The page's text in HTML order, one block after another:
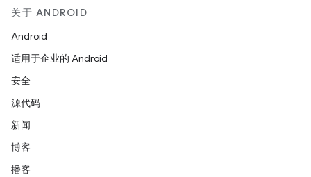
关于 ANDROID
Android
适用于企业的 Android
安全
源代码
新闻
博客
播客